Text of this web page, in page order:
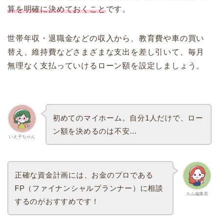
算を明確に決めておくことです。
世帯年収・退職金などの収入から、教育費や車の買い
替え、維持費などさまざまな支出を差し引いて、毎月
無理なく支払っていけるローン額を設定しましょう。
いえ子ちゃん
初めてのマイホーム。自分1人だけで、ロー
ン額を決めるのは不安…
ルム編集長
正確な資金計画には、お金のプロである
FP（ファイナンシャルプランナー）に相談
するのがおすすめです！